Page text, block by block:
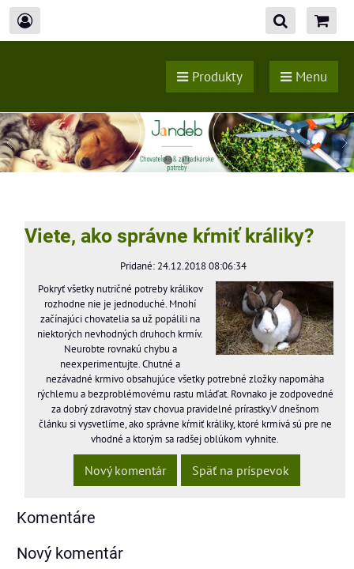
Produkty Menu
Viete, ako správne kŕmiť králiky?
Pridané: 24.12.2018 08:06:34
Pokryť všetky nutričné potreby králikov
rozhodne nie je jednoduché. Mnohí
začínajúci chovatelia sa už popálili na
niektorých nevhodných druhoch krmív.
Neurobte rovnakú chybu a
neexperimentujte. Chutné a
nezávadné krmivo obsahujúce všetky potrebné zložky napomáha
rýchlemu a bezproblémovému rastu mláďat. Rovnako je zodpovedné
za dobrý zdravotný stav chovua pravidelné prírastky.V dnešnom
článku si vysvetlíme, ako správne kŕmiť králiky, ktoré krmivá sú pre ne
vhodné a ktorým sa radšej oblúkom vyhnite.
Späť na príspevok
Nový komentár
Komentáre
Nový komentár